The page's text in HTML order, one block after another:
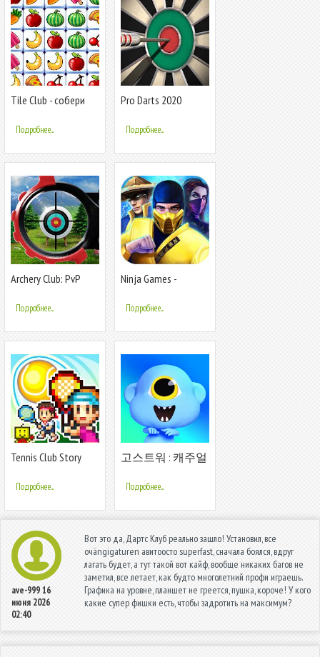
Tile Club - собери
Подробнее...
Pro Darts 2020
Подробнее...
Archery Club: PvP
Подробнее...
Ninja Games -
Подробнее...
Tennis Club Story
Подробнее...
고스트워 : 캐주얼
Подробнее...
ave-99916
июня 2026
02:40
Вот это да, Дартс Клуб реально зашло! Установил, все
очängigaturen авитоосто superfast, сначала боялся, вдруг
лагать будет, а тут такой вот кайф, вообще никаких багов не
заметил, все летает, как будто многолетний профи играешь.
Графика на уровне, планшет не греется, пушка, короче! У кого
какие супер фишки есть, чтобы задротить на максимум?